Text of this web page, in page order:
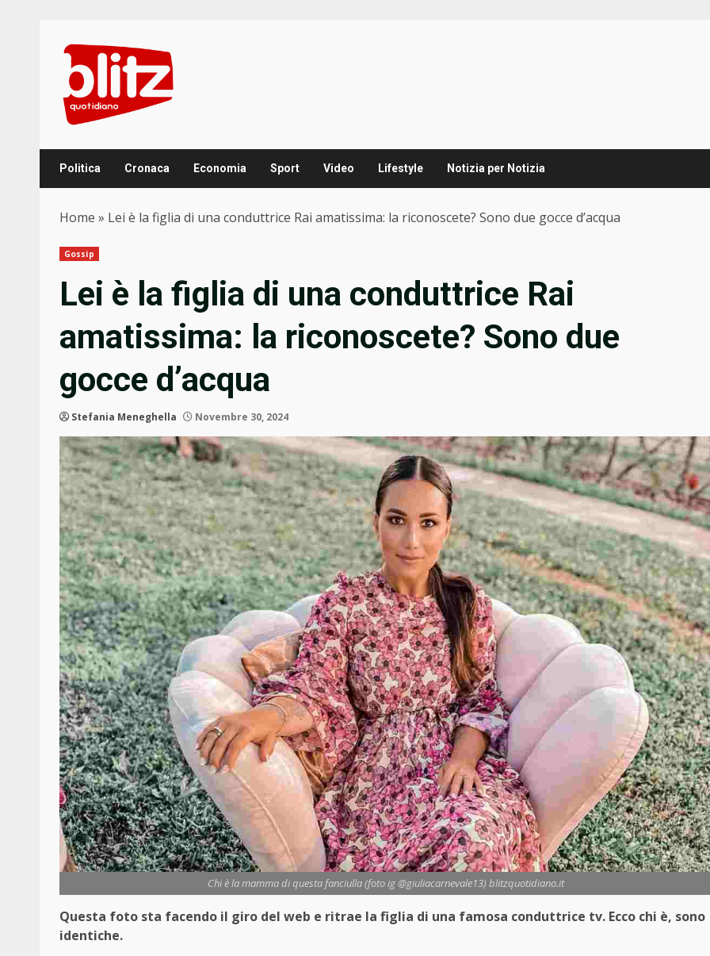
content
Politica Cronaca Economia Sport Video Lifestyle Notizia per Notizia
Home » Lei è la figlia di una conduttrice Rai amatissima: la riconoscete? Sono due gocce d’acqua
Gossip
Lei è la figlia di una conduttrice Rai
amatissima: la riconoscete? Sono due
gocce d’acqua
Stefania Meneghella Novembre 30, 2024
Chi è la mamma di questa fanciulla (foto ig @giuliacarnevale13) blitzquotidiano.it
Questa foto sta facendo il giro del web e ritrae la figlia di una famosa conduttrice tv. Ecco chi è, sono
identiche.